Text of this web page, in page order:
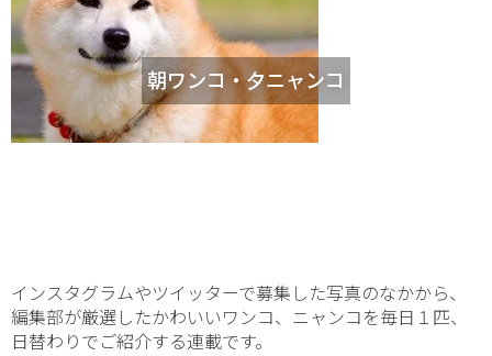
朝ワンコ・夕ニャンコ
インスタグラムやツイッターで募集した写真のなかから、
編集部が厳選したかわいいワンコ、ニャンコを毎日１匹、
日替わりでご紹介する連載です。